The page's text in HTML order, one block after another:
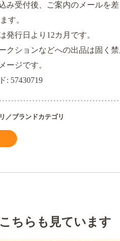
み受付後、ご案内のメールを差
す。
発行日より12カ月です。
クションなどへの出品は固く禁
ージです。
: 57430719
／ブランドカテゴリ
ちらも見ています